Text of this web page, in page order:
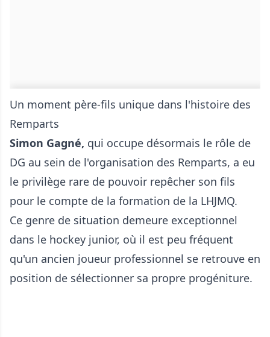
Un moment père-fils unique dans l'histoire des
Remparts
Simon Gagné, qui occupe désormais le rôle de
DG au sein de l'organisation des Remparts, a eu
le privilège rare de pouvoir repêcher son fils
pour le compte de la formation de la LHJMQ.
Ce genre de situation demeure exceptionnel
dans le hockey junior, où il est peu fréquent
qu'un ancien joueur professionnel se retrouve en
position de sélectionner sa propre progéniture.